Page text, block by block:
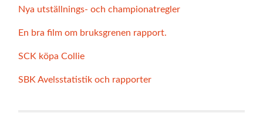
Nya utställnings- och championatregler
En bra film om bruksgrenen rapport.
SCK köpa Collie
SBK Avelsstatistik och rapporter